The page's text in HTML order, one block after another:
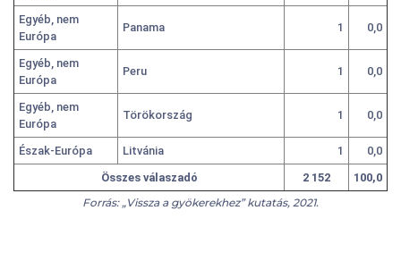
Egyéb, nem
Európa
Panama 1 0,0
Egyéb, nem
Európa
Peru 1 0,0
Egyéb, nem
Európa
Törökország 1 0,0
Észak-Európa Litvánia 1
0,0
Összes válaszadó
2 152
100,0
Forrás: „Vissza a gyökerekhez” kutatás, 2021.